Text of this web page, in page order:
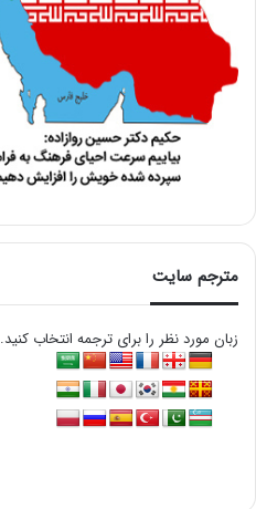
مترجم سایت
زبان مورد نظر را برای ترجمه انتخاب کنید. Please Choice Your Language :